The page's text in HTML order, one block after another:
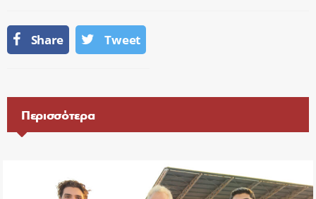
Share Tweet
Περισσότερα